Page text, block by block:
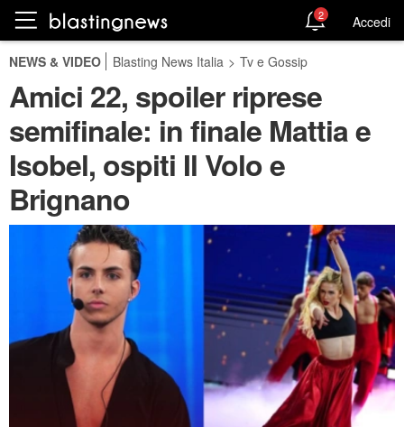
2 Accedi
NEWS & VIDEO Blasting News Italia > Tv e Gossip
Amici 22, spoiler riprese
semifinale: in finale Mattia e
Isobel, ospiti Il Volo e
Brignano